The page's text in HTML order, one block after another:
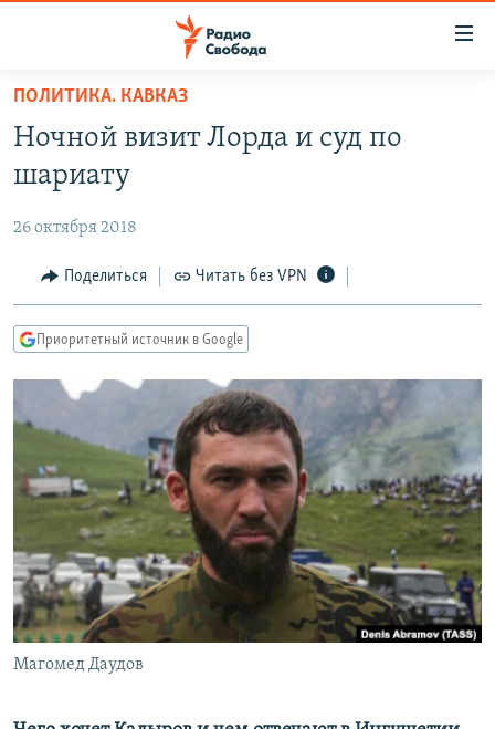
упрощенного
доступа
основному
Вернутся
главной
навигации
Вернутся
поиску
АВТОРСКИЕ ПРОЕКТЫ
ЦИТАТЫ СВОБОДЫ
МНЕНИЯ
IDEL.РЕАЛИИ
КАВКАЗ.РЕАЛИИ
СЕВЕР.РЕАЛИИ
СИБИРЬ.РЕАЛИИ
РАСПИСАНИЕ ВЕЩАНИЯ
ПОДПИШИТЕСЬ НА РАССЫЛКУ
СОЦИАЛЬНЫЕ СЕТИ
ПОЛИТИКА. КАВКАЗ
Ночной визит Лорда и суд по
шариату
26 октября 2018
Поделиться Читать без VPN
Приоритетный источник в Google
Магомед Даудов